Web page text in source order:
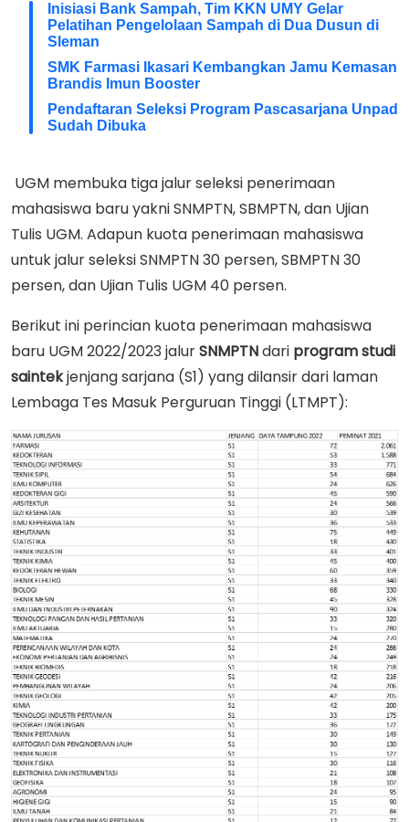
Inisiasi Bank Sampah, Tim KKN UMY Gelar
Pelatihan Pengelolaan Sampah di Dua Dusun di
Sleman
SMK Farmasi Ikasari Kembangkan Jamu Kemasan
Brandis Imun Booster
Pendaftaran Seleksi Program Pascasarjana Unpad
Sudah Dibuka
UGM membuka tiga jalur seleksi penerimaan
mahasiswa baru yakni SNMPTN, SBMPTN, dan Ujian
Tulis UGM. Adapun kuota penerimaan mahasiswa
untuk jalur seleksi SNMPTN 30 persen, SBMPTN 30
persen, dan Ujian Tulis UGM 40 persen.
Berikut ini perincian kuota penerimaan mahasiswa
baru UGM 2022/2023 jalurSNMPTNdari program studi
saintekjenjang sarjana (S1) yang dilansir dari laman
Lembaga Tes Masuk Perguruan Tinggi (LTMPT):